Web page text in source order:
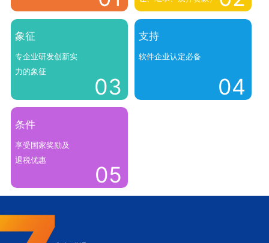
象征
专企业研发创新实
力的象征
03
支持
软件企业认定必备
04
条件
享受国家奖励及
退税优惠
05